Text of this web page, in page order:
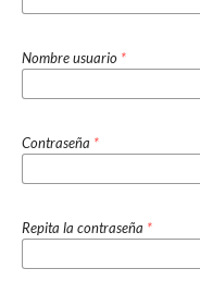
Nombre usuario *
Contraseña *
Repita la contraseña *